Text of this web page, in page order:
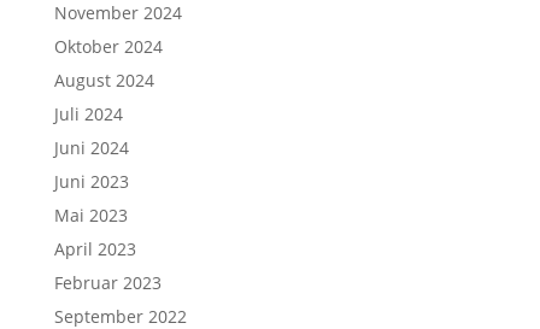
November 2024
Oktober 2024
August 2024
Juli 2024
Juni 2024
Juni 2023
Mai 2023
April 2023
Februar 2023
September 2022